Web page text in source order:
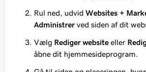
Rul ned, udvid Websites +
Administrer ved siden af dit
Vælg Rediger website eller
åbne dit hjemmesideprogram.